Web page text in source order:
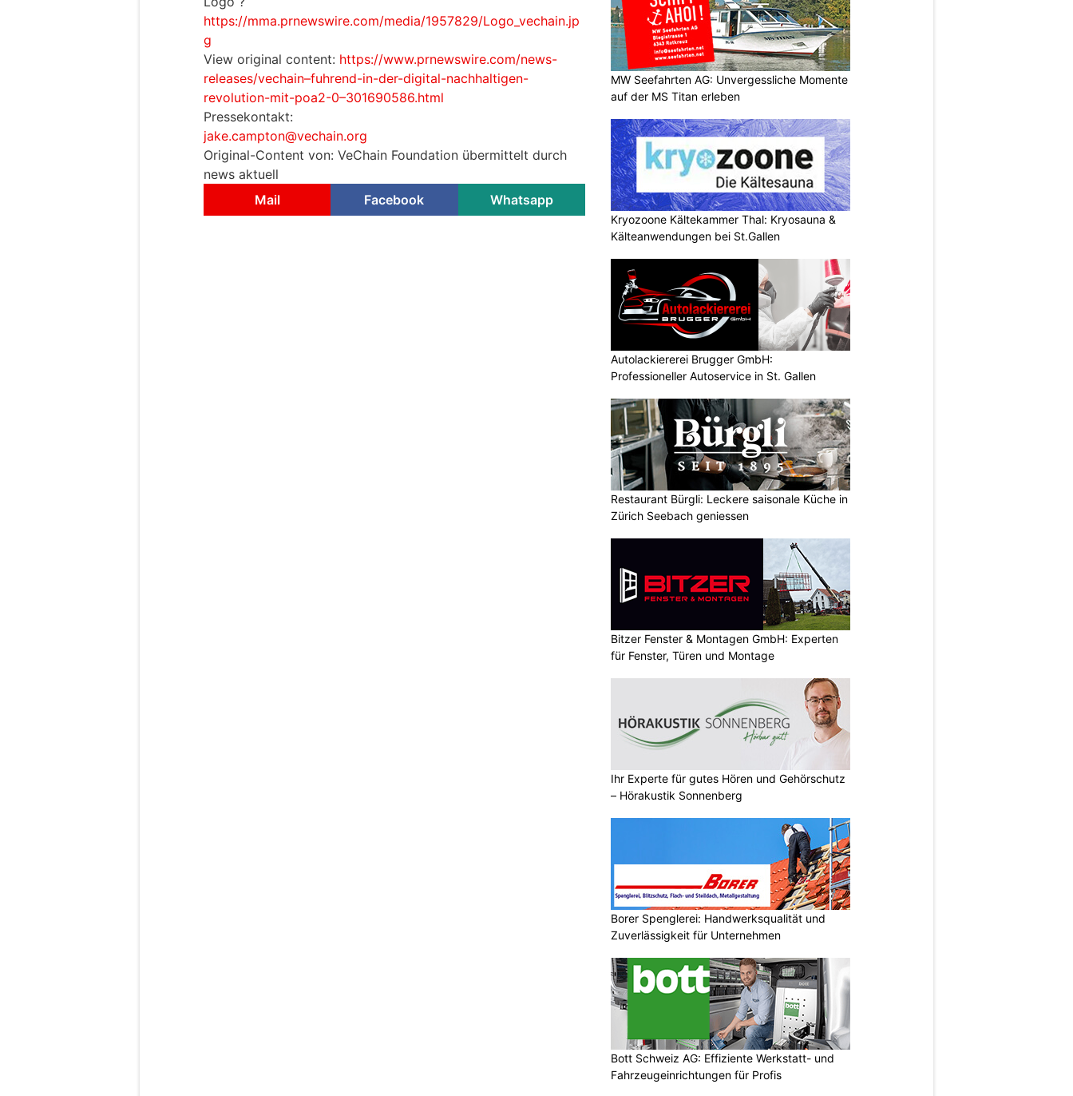
https://mma.prnewswire.com/media/1957829/Logo_vechain.jp
g
View original content: https://www.prnewswire.com/news-
releases/vechain–fuhrend-in-der-digital-nachhaltigen-
revolution-mit-poa2-0–301690586.html
Pressekontakt:
jake.campton@vechain.org
Original-Content von: VeChain Foundation übermittelt durch
news aktuell
Mail
Facebook Whatsapp
MW Seefahrten AG: Unvergessliche Momente
auf der MS Titan erleben
Kryozoone Kältekammer Thal: Kryosauna &
Kälteanwendungen bei St.Gallen
Autolackiererei Brugger GmbH:
Professioneller Autoservice in St. Gallen
Restaurant Bürgli: Leckere saisonale Küche in
Zürich Seebach geniessen
Bitzer Fenster & Montagen GmbH: Experten
für Fenster, Türen und Montage
Ihr Experte für gutes Hören und Gehörschutz
– Hörakustik Sonnenberg
Borer Spenglerei: Handwerksqualität und
Zuverlässigkeit für Unternehmen
Bott Schweiz AG: Effiziente Werkstatt- und
Fahrzeugeinrichtungen für Profis